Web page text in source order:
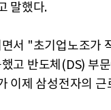
말했다.
서 "초기업노조가
고 반도체(DS) 부
이제 삼성전자의